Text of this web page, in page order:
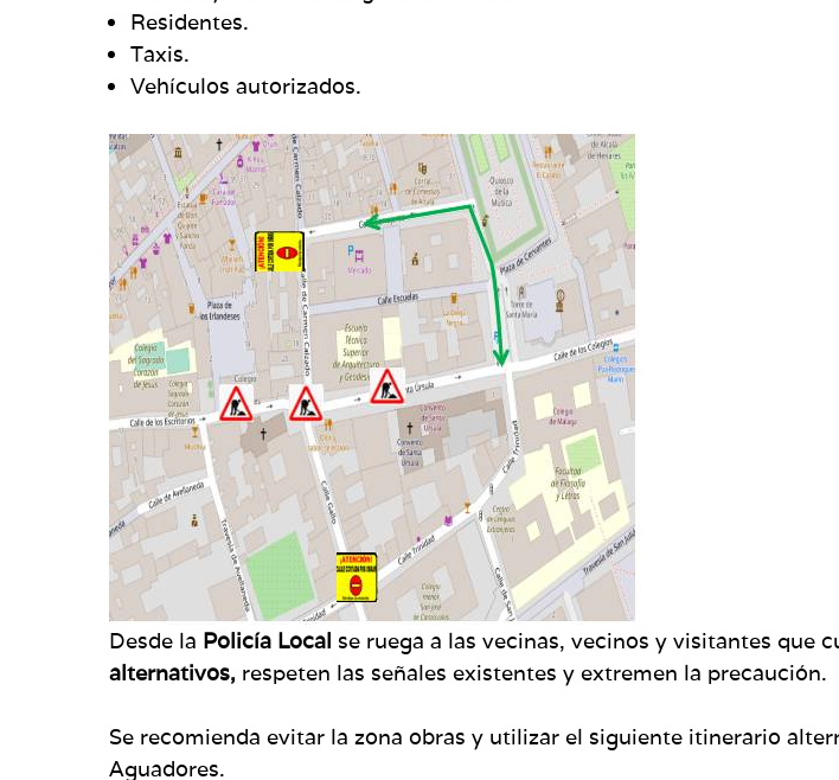
Residentes.
Taxis.
Vehículos autorizados.
Desde la Policía Local se ruega a las vecinas, vecinos y visitantes que
alternativos, respeten las señales existentes y extremen la precaución.
Se recomienda evitar la zona obras y utilizar el siguiente itinerario
Aguadores.